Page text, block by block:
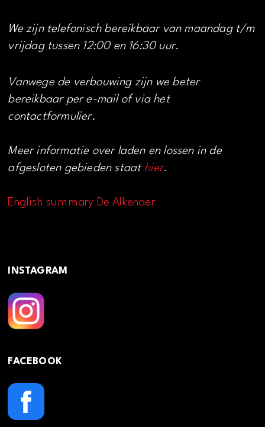
We zijn telefonisch bereikbaar van maandag t/m
vrijdag tussen 12:00 en 16:30 uur.
Vanwege de verbouwing zijn we beter
bereikbaar per e-mail of via het
contactformulier.
Meer informatie over laden en lossen in de
afgesloten gebieden staat hier.
English summary De Alkenaer
INSTAGRAM
FACEBOOK